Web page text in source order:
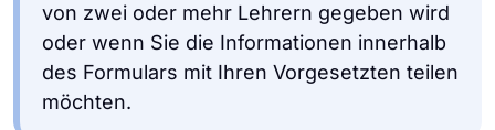
von zwei oder mehr Lehrern gegeben wird
oder wenn Sie die Informationen innerhalb
des Formulars mit Ihren Vorgesetzten teilen
möchten.